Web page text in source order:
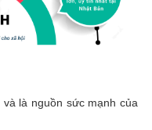
là nguồn sức mạnh của